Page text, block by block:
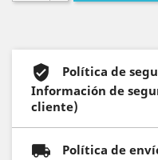
Política de
Información de
cliente)
Política de